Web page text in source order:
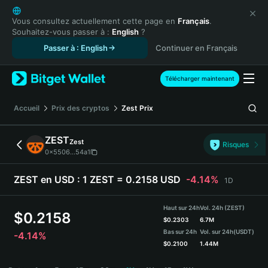
English
日本語
Tiếng Việt
Español (Latinoamérica)
Türkçe
Français
Deutsch
繁體中文
Português (Portugal)
Bahasa Indonesia
ภาษาไทย
Español
Español (Argentina)
Vous consultez actuellement cette page en Français.
Souhaitez-vous passer à : English ?
Passer à : English
Continuer en Français
Télécharger maintenant
Accueil Prix des cryptos Zest Prix
ZESTZest
0x5506...54a1
Risques
ZEST en USD : 1 ZEST = 0.2158 USD -4.14% 1D
$0.2158
-4.14%
Haut sur 24h
$0.2303
Bas sur 24h
$0.2100
Vol. 24h (ZEST)
6.7M
Vol. sur 24h(USDT)
1.44M